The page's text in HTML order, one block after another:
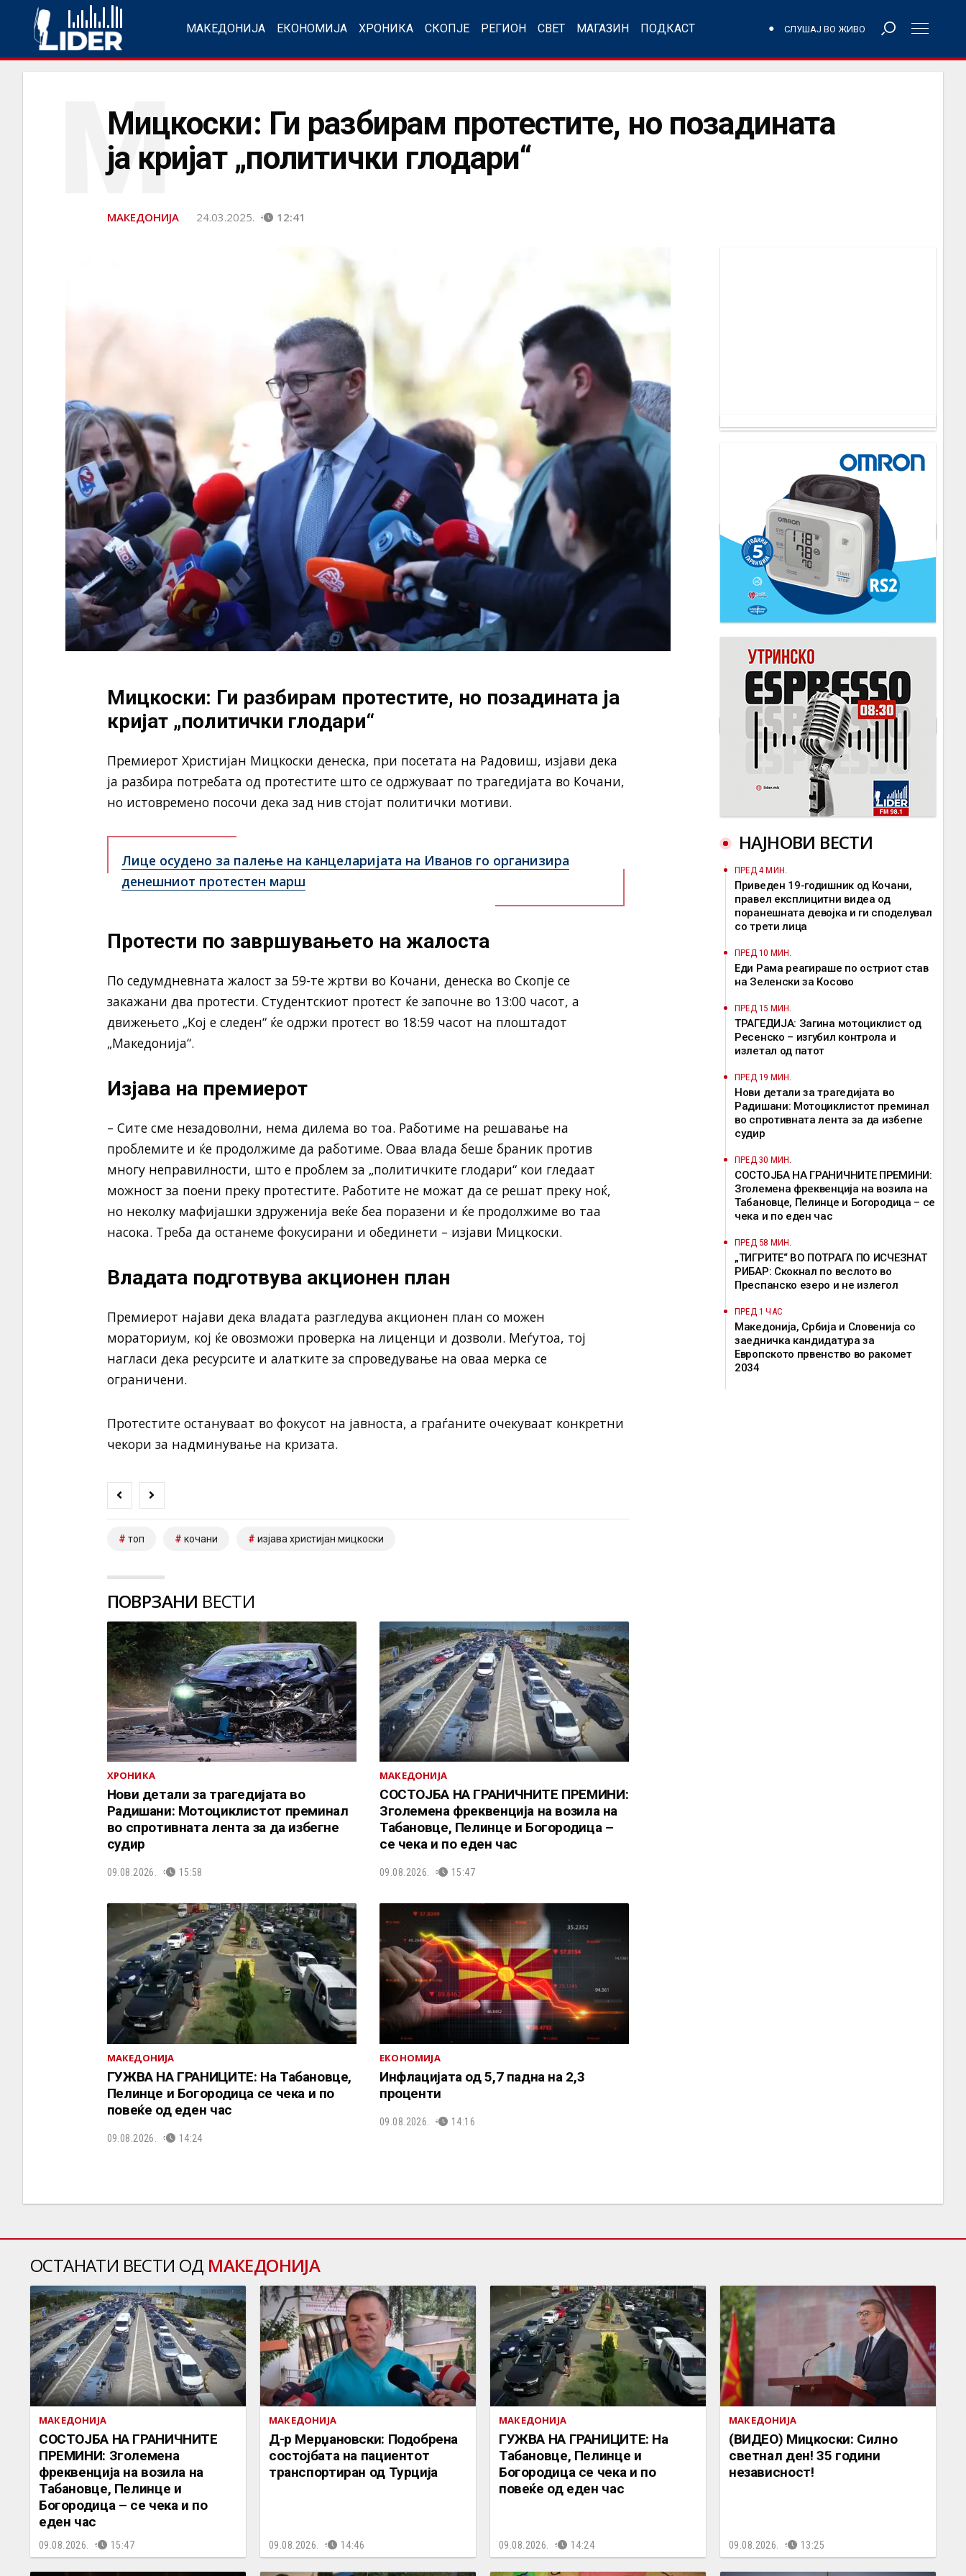
МАКЕДОНИЈА ЕКОНОМИЈА ХРОНИКА СКОПЈЕ РЕГИОН СВЕТ МАГАЗИН ПОДКАСТ СЛУШАЈ ВО ЖИВО
Мицкоски: Ги разбирам протестите, но позадината
ја кријат „политички глодари“
М
МАКЕДОНИЈА 24.03.2025. 12:41
Мицкоски: Ги разбирам протестите, но позадината ја
кријат „политички глодари“
Премиерот Христијан Мицкоски денеска, при посетата на Радовиш, изјави дека
ја разбира потребата од протестите што се одржуваат по трагедијата во Кочани,
но истовремено посочи дека зад нив стојат политички мотиви.
Лице осудено за палење на канцеларијата на Иванов го организира
денешниот протестен марш
Протести по завршувањето на жалоста
По седумдневната жалост за 59-те жртви во Кочани, денеска во Скопје се
закажани два протести. Студентскиот протест ќе започне во 13:00 часот, а
движењето „Кој е следен“ ќе одржи протест во 18:59 часот на плоштадот
„Македонија“.
Изјава на премиерот
– Сите сме незадоволни, нема дилема во тоа. Работиме на решавање на
проблемите и ќе продолжиме да работиме. Оваа влада беше браник против
многу неправилности, што е проблем за „политичките глодари“ кои гледаат
можност за поени преку протестите. Работите не можат да се решат преку ноќ,
но неколку мафијашки здруженија веќе беа поразени и ќе продолжиме во таа
насока. Треба да останеме фокусирани и обединети – изјави Мицкоски.
Владата подготвува акционен план
Премиерот најави дека владата разгледува акционен план со можен
мораториум, кој ќе овозможи проверка на лиценци и дозволи. Меѓутоа, тој
нагласи дека ресурсите и алатките за спроведување на оваа мерка се
ограничени.
Протестите остануваат во фокусот на јавноста, а граѓаните очекуваат конкретни
чекори за надминување на кризата.
топ кочани изјава христијан мицкоски
ПОВРЗАНИ ВЕСТИ
ХРОНИКА
Нови детали за трагедијата во
Радишани: Мотоциклистот преминал
во спротивната лента за да избегне
судир
09.08.2026. 15:58
МАКЕДОНИЈА
СОСТОЈБА НА ГРАНИЧНИТЕ ПРЕМИНИ:
Зголемена фреквенција на возила на
Табановце, Пелинце и Богородица –
се чека и по еден час
09.08.2026. 15:47
МАКЕДОНИЈА
ГУЖВА НА ГРАНИЦИТЕ: На Табановце,
Пелинце и Богородица се чека и по
повеќе од еден час
09.08.2026. 14:24
ЕКОНОМИЈА
Инфлацијата од 5,7 падна на 2,3
проценти
09.08.2026. 14:16
НАЈНОВИ ВЕСТИ
ПРЕД 4 МИН.
Приведен 19-годишник од Кочани,
правел експлицитни видеа од
поранешната девојка и ги споделувал
со трети лица
ПРЕД 10 МИН.
Еди Рама реагираше по остриот став
на Зеленски за Косово
ПРЕД 15 МИН.
ТРАГЕДИЈА: Загина мотоциклист од
Ресенско – изгубил контрола и
излетал од патот
ПРЕД 19 МИН.
Нови детали за трагедијата во
Радишани: Мотоциклистот преминал
во спротивната лента за да избегне
судир
ПРЕД 30 МИН.
СОСТОЈБА НА ГРАНИЧНИТЕ ПРЕМИНИ:
Зголемена фреквенција на возила на
Табановце, Пелинце и Богородица – се
чека и по еден час
ПРЕД 58 МИН.
„ТИГРИТЕ“ ВО ПОТРАГА ПО ИСЧЕЗНАТ
РИБАР: Скокнал по веслото во
Преспанско езеро и не излегол
ПРЕД 1 ЧАС
Македонија, Србија и Словенија со
заедничка кандидатура за
Европското првенство во ракомет
2034
ОСТАНАТИ ВЕСТИ ОД МАКЕДОНИЈА
МАКЕДОНИЈА
СОСТОЈБА НА ГРАНИЧНИТЕ
ПРЕМИНИ: Зголемена
фреквенција на возила на
Табановце, Пелинце и
Богородица – се чека и по
еден час
09.08.2026. 15:47
МАКЕДОНИЈА
Д-р Мерџановски: Подобрена
состојбата на пациентот
транспортиран од Турција
09.08.2026. 14:46
МАКЕДОНИЈА
ГУЖВА НА ГРАНИЦИТЕ: На
Табановце, Пелинце и
Богородица се чека и по
повеќе од еден час
09.08.2026. 14:24
МАКЕДОНИЈА
(ВИДЕО) Мицкоски: Силно
светнал ден! 35 години
независност!
09.08.2026. 13:25